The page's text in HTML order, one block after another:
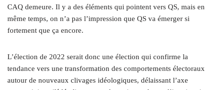
CAQ demeure. Il y a des éléments qui pointent vers QS, mais en
même temps, on n’a pas l’impression que QS va émerger si
fortement que ça encore.
L’élection de 2022 serait donc une élection qui confirme la
tendance vers une transformation des comportements électoraux
autour de nouveaux clivages idéologiques, délaissant l’axe